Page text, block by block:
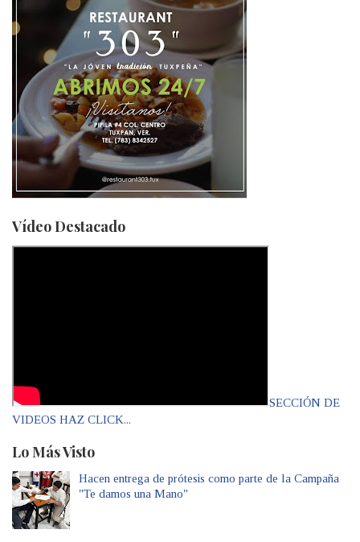
Vídeo Destacado
SECCIÓN DE
VIDEOS HAZ CLICK...
Lo Más Visto
Hacen entrega de prótesis como parte de la Campaña
"Te damos una Mano"